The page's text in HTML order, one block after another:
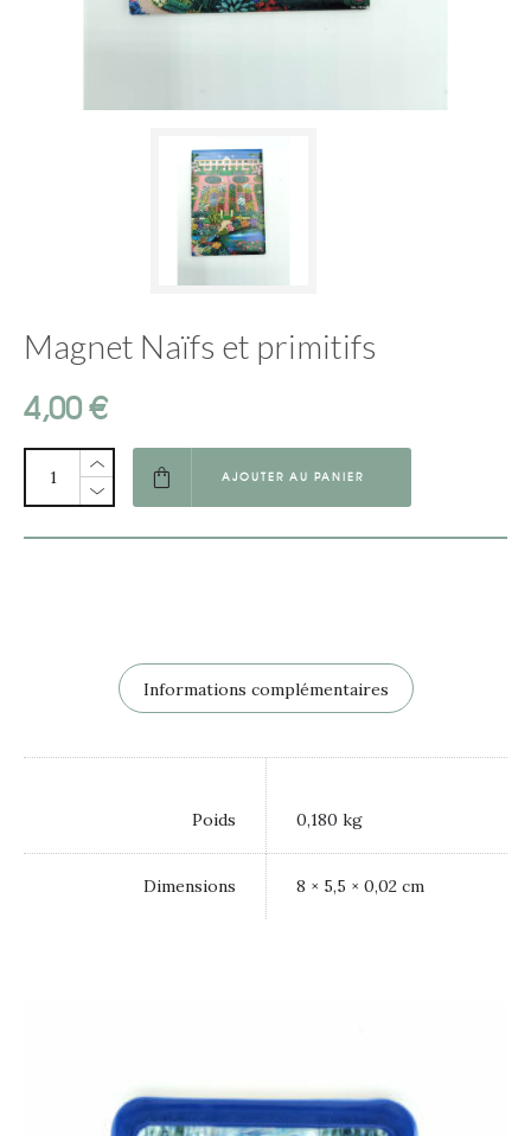
Magnet Naïfs et primitifs
4,00€
AJOUTER AU PANIER
Informations complémentaires
Poids 0,180 kg
Dimensions 8 × 5,5 × 0,02 cm